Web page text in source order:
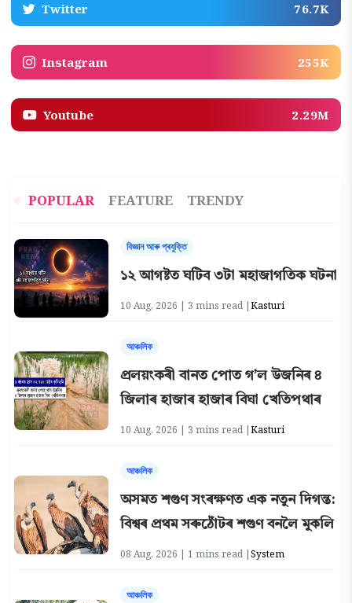
Twitter 76.7K
Instagram 255K
Youtube 2.29M
POPULAR FEATURE TRENDY
বিজ্ঞান আৰু প্ৰযুক্তি
১২ আগষ্টত ঘটিব ৩টা মহাজাগতিক ঘটনা
10 Aug, 2026 | 3 mins read |Kasturi
আঞ্চলিক
প্রলয়ংকৰী বানত পোত গ’ল উজনিৰ ৪
জিলাৰ হাজাৰ হাজাৰ বিঘা খেতিপথাৰ
10 Aug, 2026 | 3 mins read |Kasturi
আঞ্চলিক
অসমত শগুণ সংৰক্ষণত এক নতুন দিগন্ত:
বিশ্বৰ প্ৰথম সৰুঠোঁটৰ শগুণ বনলৈ মুকলি
08 Aug, 2026 | 1 mins read |System
আঞ্চলিক